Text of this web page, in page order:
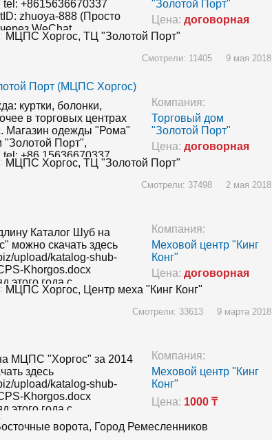
tel: +8615636670337
zhuoya-888 (Просто
WeChat
кода контакта) Скидка
"Золотой Порт"
Цена: договорная
МЦПС Хоргос, ТЦ "Золотой Порт"
Смотрели: 11405 9 мая 2018
Порт (МЦПС Хоргос)
куртки, болонки,
в торговых центрах
Магазин одежды "Рома"
Порт",
tel: +86 15636670337
zhuoya-888 Съездить
Компания:
Торговый дом
"Золотой Порт"
Цена: договорная
МЦПС Хоргос, ТЦ "Золотой Порт"
Смотрели: 37498 2 мая 2018
Каталог Шуб на
можно скачать здесь
upload/katalog-shub-
Khorgos.docx
этого года с
постоянно
Компания:
Меховой центр "Кинг
Конг"
Цена: договорная
МЦПС Хоргос, Центр меха "Кинг Конг"
Смотрели: 33613 9 марта 2018
МЦПС "Хоргос" за 2014
здесь
upload/katalog-shub-
Khorgos.docx
этого года с
постоянно
страницах
Компания:
Меховой центр "Кинг
Конг"
Цена: 1000 ₸
ворота, Город Ремесленников